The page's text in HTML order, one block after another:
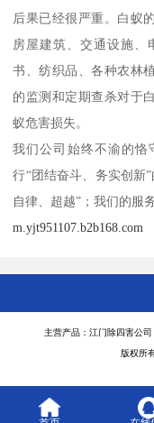
后果已经很严重。白蚁
房屋建筑、交通设施、
书、纺织品、各种农林
的监测和定期查杀对于
蚁危害损失。
我们公司始终不渝的恪
行“团结奋斗、务实创新
自律、超越”；我们的服
m.yjt951107.b2b168.com
主营产品：江门除四害公
版权所